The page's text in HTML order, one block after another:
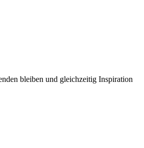
bleiben und gleichzeitig Inspiration